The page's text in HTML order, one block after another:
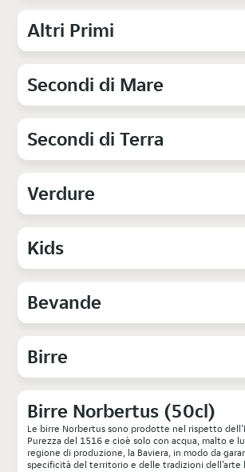
Altri Primi
Secondi di Mare
Secondi di Terra
Verdure
Kids
Bevande
Birre
Birre Norbertus (50cl)
Le birre Norbertus sono prodotte nel rispetto
Purezza del 1516 e cioè solo con acqua, malto e
regione di produzione, la Baviera, in modo da
specificità del territorio e delle tradizioni dell’arte